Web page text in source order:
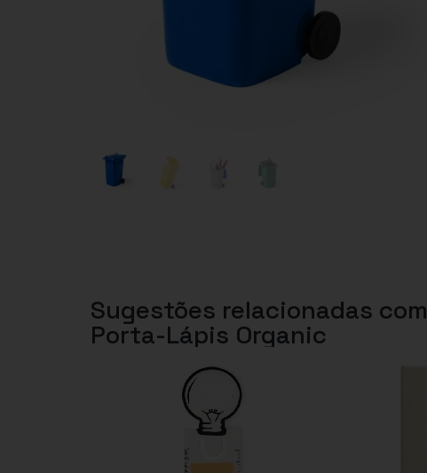
Sugestões relacionadas com
Porta-Lápis Organic